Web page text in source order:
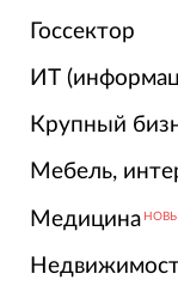
Госсектор
ИТ
Крупный
Мебель,
Медицина